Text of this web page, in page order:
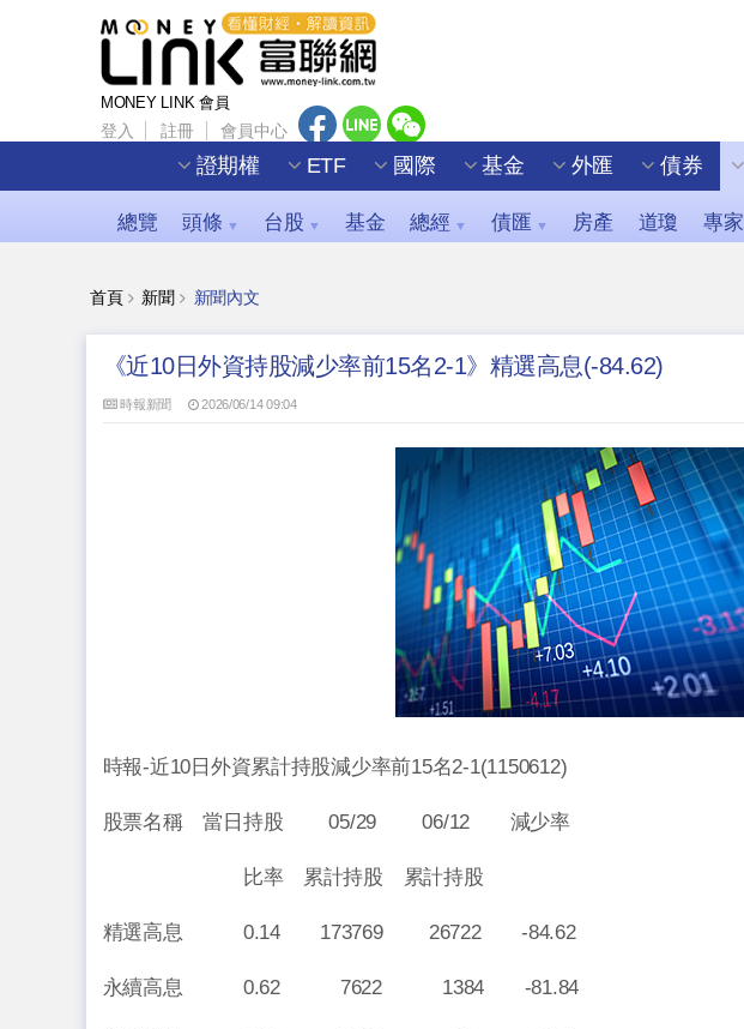
MONEY LINK 會員
登入 註冊 會員中心
證期權 ETF 國際 基金 外匯 債券
總覽 頭條 ▼ 台股 ▼ 基金 總經 ▼ 債匯 ▼ 房產 道瓊 專家
首頁 新聞 新聞內文
《近10日外資持股減少率前15名2-1》精選高息(-84.62)
時報新聞 2026/06/14 09:04
時報-近10日外資累計持股減少率前15名2-1(1150612)
股票名稱 當日持股 05/29 06/12 減少率
比率 累計持股 累計持股
精選高息 0.14 173769 26722 -84.62
永續高息 0.62 7622 1384 -81.84